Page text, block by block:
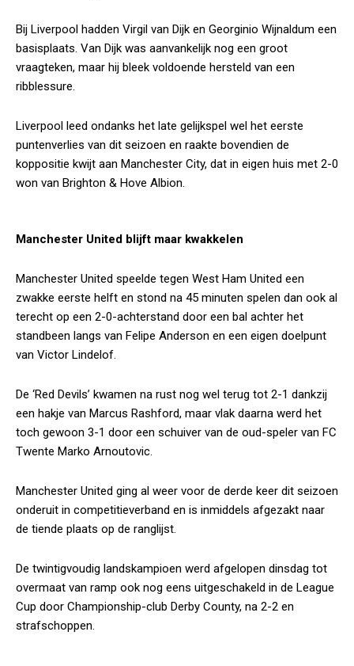
Bij Liverpool hadden Virgil van Dijk en Georginio Wijnaldum een
basisplaats. Van Dijk was aanvankelijk nog een groot
vraagteken, maar hij bleek voldoende hersteld van een
ribblessure.
Liverpool leed ondanks het late gelijkspel wel het eerste
puntenverlies van dit seizoen en raakte bovendien de
koppositie kwijt aan Manchester City, dat in eigen huis met 2-0
won van Brighton & Hove Albion.
Manchester United blijft maar kwakkelen
Manchester United speelde tegen West Ham United een
zwakke eerste helft en stond na 45 minuten spelen dan ook al
terecht op een 2-0-achterstand door een bal achter het
standbeen langs van Felipe Anderson en een eigen doelpunt
van Victor Lindelof.
De ‘Red Devils’ kwamen na rust nog wel terug tot 2-1 dankzij
een hakje van Marcus Rashford, maar vlak daarna werd het
toch gewoon 3-1 door een schuiver van de oud-speler van FC
Twente Marko Arnoutovic.
Manchester United ging al weer voor de derde keer dit seizoen
onderuit in competitieverband en is inmiddels afgezakt naar
de tiende plaats op de ranglijst.
De twintigvoudig landskampioen werd afgelopen dinsdag tot
overmaat van ramp ook nog eens uitgeschakeld in de League
Cup door Championship-club Derby County, na 2-2 en
strafschoppen.